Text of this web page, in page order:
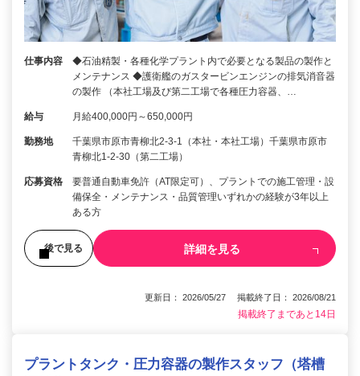
仕事内容
◆石油精製・各種化学プラント内で必要となる製品の製作と
メンテナンス ◆護衛艦のガスタービンエンジンの排気消音器
の製作 （本社工場及び第二工場で各種圧力容器、…
給与 月給400,000円～650,000円
勤務地
千葉県市原市青柳北2-3-1（本社・本社工場）千葉県市原市
青柳北1-2-30（第二工場）
応募資格
要普通自動車免許（AT限定可）、プラントでの施工管理・設
備保全・メンテナンス・品質管理いずれかの経験が3年以上
ある方
後で見る 詳細を見る
更新日： 2026/05/27 掲載終了日： 2026/08/21
掲載終了まであと14日
プラントタンク・圧力容器の製作スタッフ（塔槽